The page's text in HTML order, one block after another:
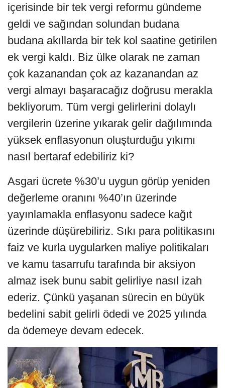
içerisinde bir tek vergi reformu gündeme
geldi ve sağından solundan budana
budana akıllarda bir tek kol saatine getirilen
ek vergi kaldı. Biz ülke olarak ne zaman
çok kazanandan çok az kazanandan az
vergi almayı başaracağız doğrusu merakla
bekliyorum. Tüm vergi gelirlerini dolaylı
vergilerin üzerine yıkarak gelir dağılımında
yüksek enflasyonun oluşturduğu yıkımı
nasıl bertaraf edebiliriz ki?
Asgari ücrete %30’u uygun görüp yeniden
değerleme oranını %40’ın üzerinde
yayınlamakla enflasyonu sadece kağıt
üzerinde düşürebiliriz. Sıkı para politikasını
faiz ve kurla uygularken maliye politikaları
ve kamu tasarrufu tarafında bir aksiyon
almaz isek bunu sabit gelirliye nasıl izah
ederiz. Çünkü yaşanan sürecin en büyük
bedelini sabit gelirli ödedi ve 2025 yılında
da ödemeye devam edecek.